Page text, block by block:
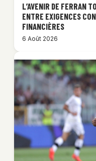
L’AVENIR DE FERRAN
ENTRE EXIGENCES
FINANCIÈRES
6 Août 2026